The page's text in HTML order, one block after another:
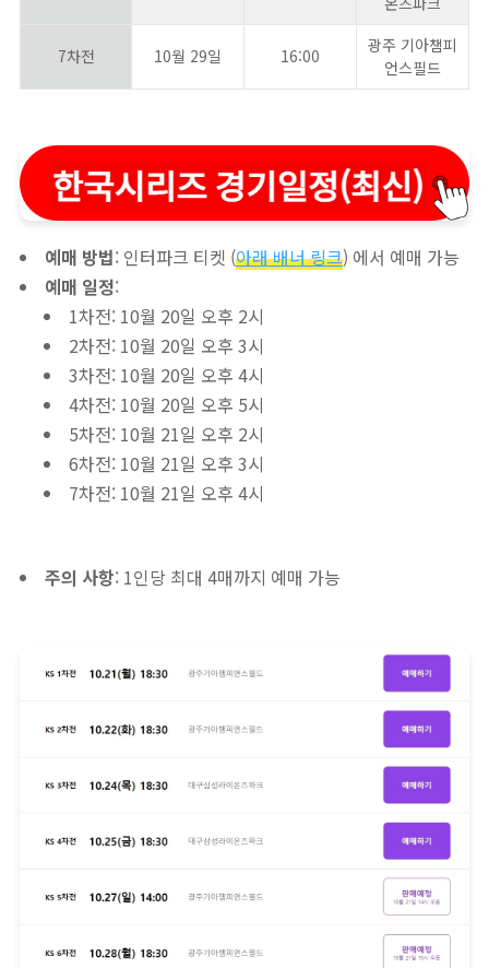
7차전 10월 29일 16:00
광주 기아챔피
언스필드
예매 방법: 인터파크 티켓 (아래 배너 링크) 에서 예매 가능
예매 일정:
1차전: 10월 20일 오후 2시
2차전: 10월 20일 오후 3시
3차전: 10월 20일 오후 4시
4차전: 10월 20일 오후 5시
5차전: 10월 21일 오후 2시
6차전: 10월 21일 오후 3시
7차전: 10월 21일 오후 4시
주의 사항: 1인당 최대 4매까지 예매 가능